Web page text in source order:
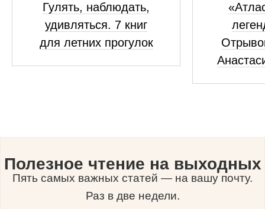
Гулять, наблюдать,
удивляться. 7 книг
для летних прогулок
Полезное чтение на выходных
Пять самых важных статей — на вашу почту.
Раз в две недели.